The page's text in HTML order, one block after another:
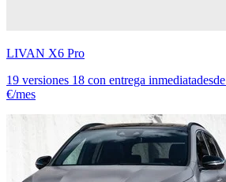
LIVAN X6 Pro
19 versiones 18 con entrega inmediatadesde
€/mes